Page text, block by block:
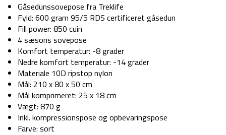
Gåsedunssovepose fra Treklife
Fyld: 600 gram 95/5 RDS certificeret gåsedun
Fill power: 850 cuin
4 sæsons sovepose
Komfort temperatur: -8 grader
Nedre komfort temperatur: -14 grader
Materiale 10D ripstop nylon
Mål: 210 x 80 x 50 cm
Mål komprimeret: 25 x 18 cm
Vægt: 870 g
Inkl. kompressionspose og opbevaringspose
Farve: sort